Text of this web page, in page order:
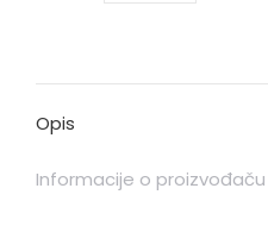
Opis
Informacije o proizvođaču